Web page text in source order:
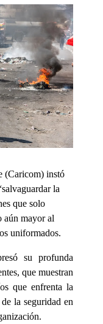
(Caricom) instó
la
que solo
aún mayor al
uniformados.
su profunda
que muestran
que enfrenta la
la seguridad en